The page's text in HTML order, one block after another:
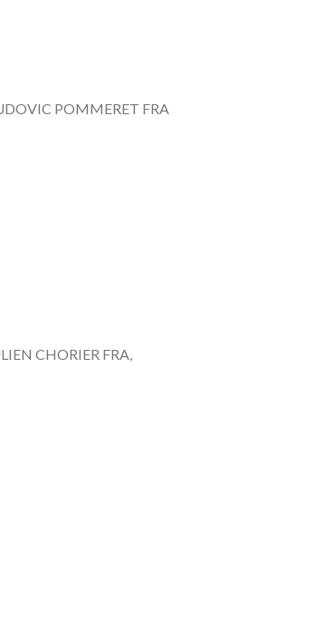
POMMERET FRA
CHORIER FRA,